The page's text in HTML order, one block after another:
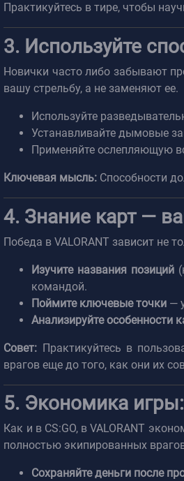
Практикуйтесь в тире, чтобы
3. Используйте
Новички часто либо забывают
вашу стрельбу, а не заменяют ее.
Используйте
Устанавливайте дымовые
Применяйте ослепляющую
Ключевая мысль: Способности
4. Знание карт —
Победа в VALORANT зависит не
Изучите названия позиций
командой.
Поймите ключевые точки —
Анализируйте особенности
Совет: Практикуйтесь в
врагов еще до того, как они их
5. Экономика
Как и в CS:GO, в VALORANT
полностью экипированных
Сохраняйте деньги после